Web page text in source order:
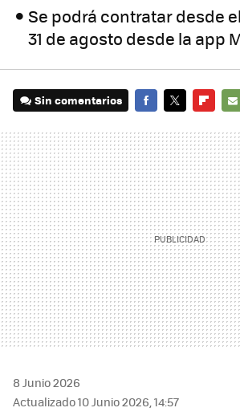
Se podrá contratar desde
31 de agosto desde la app
Sin comentarios
8 Junio 2026
Actualizado 10 Junio 2026, 14:57